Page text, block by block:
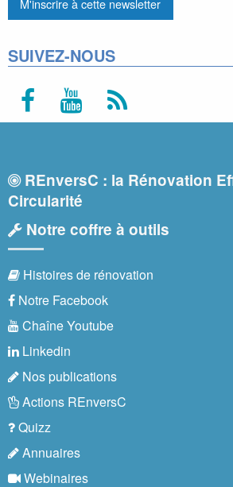
SUIVEZ-NOUS
REnversC : la Rénovation
Circularité
Notre coffre à outils
Histoires de rénovation
Notre Facebook
Chaîne Youtube
Linkedin
Nos publications
Actions REnversC
Quizz
Annuaires
Webinaires